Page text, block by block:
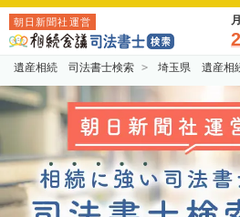
朝日新聞社運営
遺産相続 司法書士検索 埼玉県 遺産相